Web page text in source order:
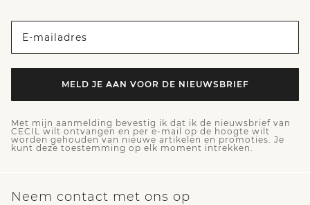
E-mailadres
MELD JE AAN VOOR DE NIEUWSBRIEF
Met mijn aanmelding bevestig ik dat ik de nieuwsbrief van
CECIL wilt ontvangen en per e-mail op de hoogte wilt
worden gehouden van nieuwe artikelen en promoties. Je
kunt deze toestemming op elk moment intrekken.
Neem contact met ons op